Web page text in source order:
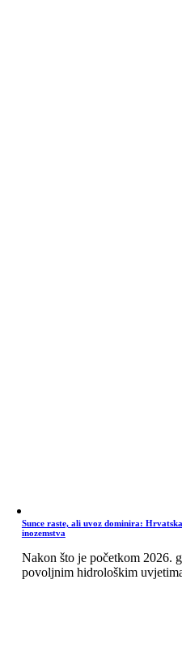
Sunce raste, ali uvoz dominira:
inozemstva
Nakon što je početkom 2026.
povoljnim hidrološkim